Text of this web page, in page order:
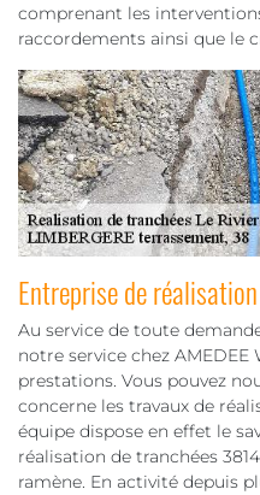
comprenant les
raccordements ainsi que le
Entreprise de
Au service de toute
notre service chez
prestations. Vous pouvez
concerne les travaux de
équipe dispose en effet le
réalisation de tranchées
ramène. En activité depuis